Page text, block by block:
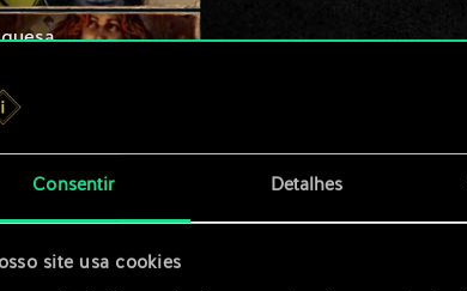
Consentir Detalhes
site usa cookies
x2